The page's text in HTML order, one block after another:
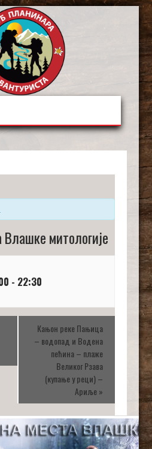
митологије
- 22:30
Кањон реке Пањица
– водопад и Водена
пећина – плаже
Великог Рзава
(купање у реци) –
Ариље»